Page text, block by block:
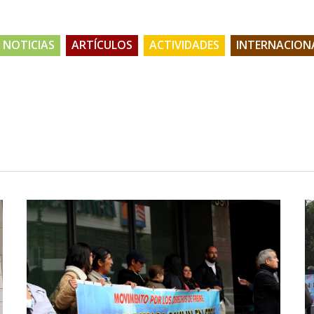
NOTICIAS ARTÍCULOS ACTIVIDADES